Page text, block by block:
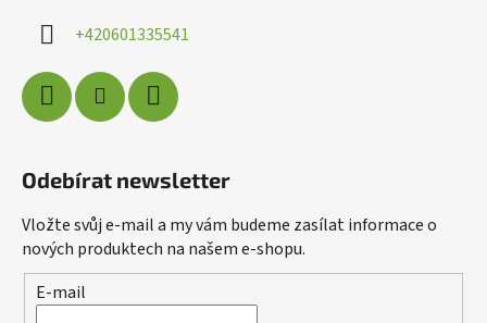
+420601335541
Odebírat newsletter
Vložte svůj e-mail a my vám budeme zasílat informace o
nových produktech na našem e-shopu.
E-mail